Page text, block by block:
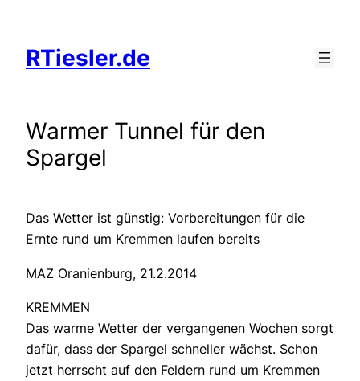
springen
RTiesler.de
Warmer Tunnel für den
Spargel
Das Wetter ist günstig: Vorbereitungen für die
Ernte rund um Kremmen laufen bereits
MAZ Oranienburg, 21.2.2014
KREMMEN
Das warme Wetter der vergangenen Wochen sorgt
dafür, dass der Spargel schneller wächst. Schon
jetzt herrscht auf den Feldern rund um Kremmen